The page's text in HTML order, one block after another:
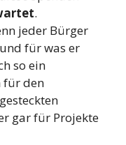
.
jeder Bürger
für was er
so ein
für den
gar für Projekte